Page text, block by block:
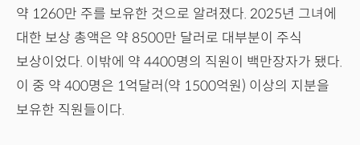
약 1260만 주를 보유한 것으로 알려졌다. 2025년 그녀에
대한 보상 총액은 약 8500만 달러로 대부분이 주식
보상이었다. 이밖에 약 4400명의 직원이 백만장자가 됐다.
이 중 약 400명은 1억달러(약 1500억원) 이상의 지분을
보유한 직원들이다.